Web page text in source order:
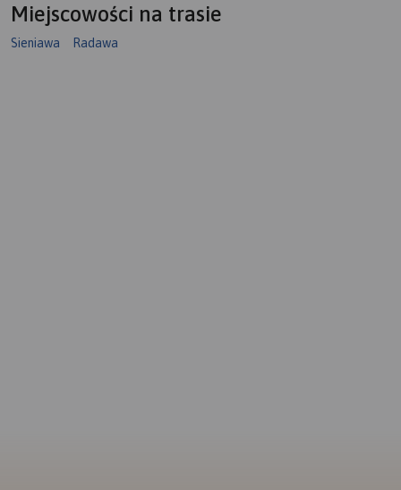
Miejscowości na trasie
Sieniawa Radawa